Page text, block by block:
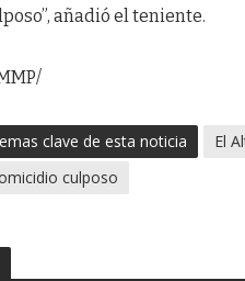
añadió el teniente.
clave de esta noticia El
culposo